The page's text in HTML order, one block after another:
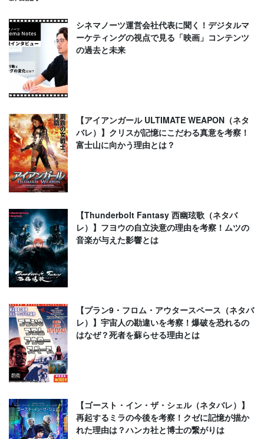
シネマノーツ運営会社代表に聞く！デジタルマ
ーケティングの視点で見る「映画」コンテンツ
の過去と未来
【アイアンガール ULTIMATE WEAPON（ネタ
バレ）】クリスが記憶にこだわる真意を考察！
富士山に向かう理由とは？
【Thunderbolt Fantasy 西幽玹歌（ネタバ
レ）】フヨウの自立決意の理由を考察！ムツの
音楽が与えた影響とは
【プラン9・フロム・アウタースペース（ネタバ
レ）】宇宙人の勘違いを考察！爆破を恐れるの
はなぜ？死者を蘇らせる理由とは
【ゴースト・イン・ザ・シェル（ネタバレ）】
再起するミラの今後を考察！クゼに記憶が描か
れた理由は？ハンカ社と博士の繋がりは